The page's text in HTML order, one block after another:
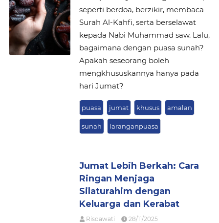
seperti berdoa, berzikir, membaca
Surah Al-Kahfi, serta berselawat
kepada Nabi Muhammad saw. Lalu,
bagaimana dengan puasa sunah?
Apakah seseorang boleh
mengkhususkannya hanya pada
hari Jumat?
puasa jumat khusus amalan
sunah laranganpuasa
Jumat Lebih Berkah: Cara
Ringan Menjaga
Silaturahim dengan
Keluarga dan Kerabat
Risdawati 28/11/2025